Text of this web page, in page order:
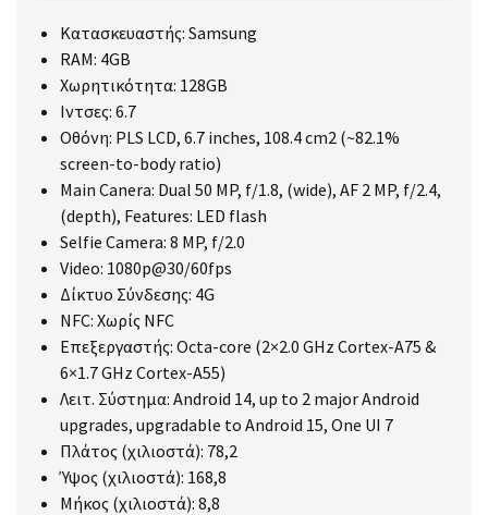
Κατασκευαστής: Samsung
RAM: 4GB
Χωρητικότητα: 128GB
Ιντσες: 6.7
Οθόνη: PLS LCD, 6.7 inches, 108.4 cm2 (~82.1%
screen-to-body ratio)
Main Canera: Dual 50 MP, f/1.8, (wide), AF 2 MP, f/2.4,
(depth), Features: LED flash
Selfie Camera: 8 MP, f/2.0
Video: 1080p@30/60fps
Δίκτυο Σύνδεσης: 4G
NFC: Χωρίς NFC
Επεξεργαστής: Octa-core (2×2.0 GHz Cortex-A75 &
6×1.7 GHz Cortex-A55)
Λειτ. Σύστημα: Android 14, up to 2 major Android
upgrades, upgradable to Android 15, One UI 7
Πλάτος (χιλιοστά): 78,2
Ύψος (χιλιοστά): 168,8
Μήκος (χιλιοστά): 8,8